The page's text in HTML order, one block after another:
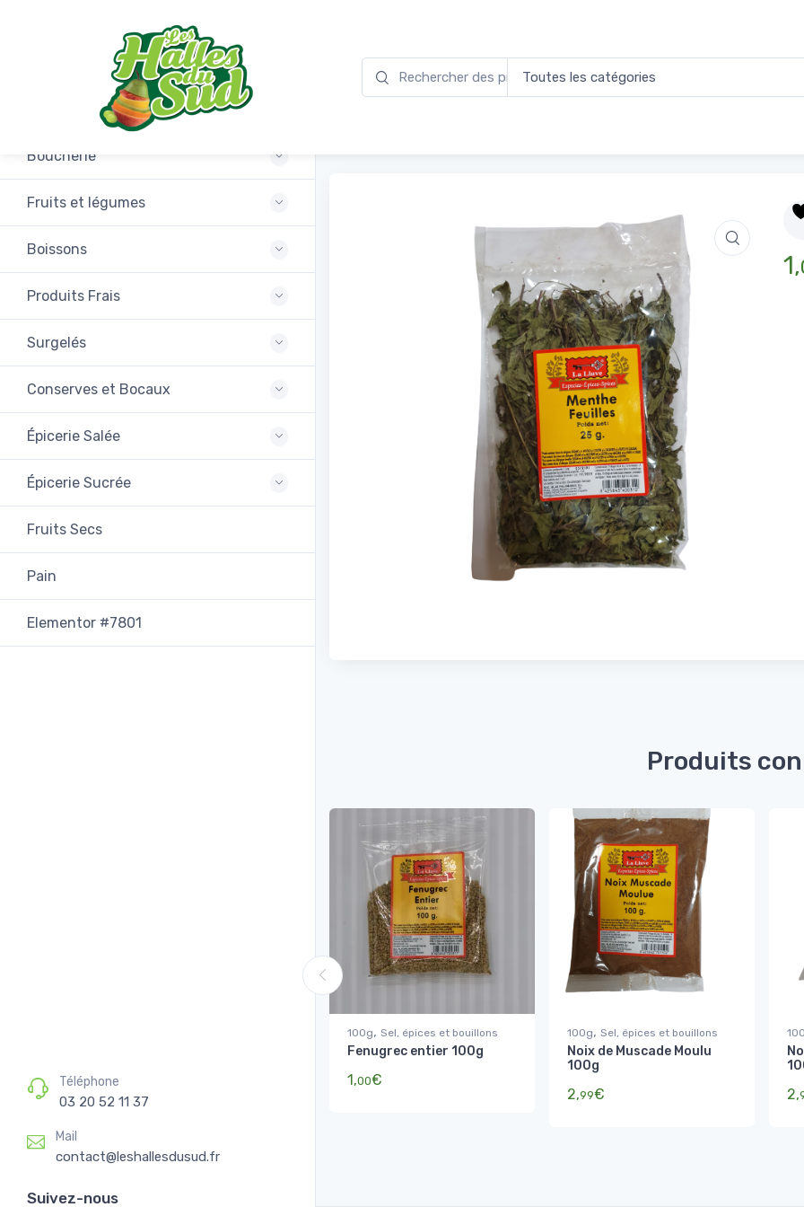
Promotions
Boucherie
Fruits et légumes
Boissons
Produits Frais
Surgelés
Conserves et Bocaux
Épicerie Salée
Épicerie Sucrée
Fruits Secs
Pain
Elementor #7801
Téléphone
03 20 52 11 37
Mail
contact@leshallesdusud.fr
Suivez-nous
1,
Produits
100g, Sel, épices et bouillons
Fenugrec entier 100g
1,00€
100g, Sel, épices et bouillons
Noix de Muscade Moulu
100g
2,99€ 2,